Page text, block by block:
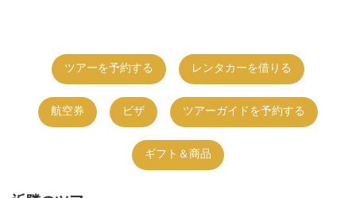
ツアーを予約する レンタカーを借りる
航空券 ビザ ツアーガイドを予約する
ギフト＆商品